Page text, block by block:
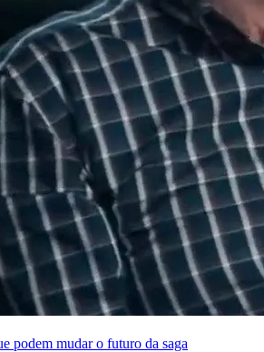
podem mudar o futuro da saga